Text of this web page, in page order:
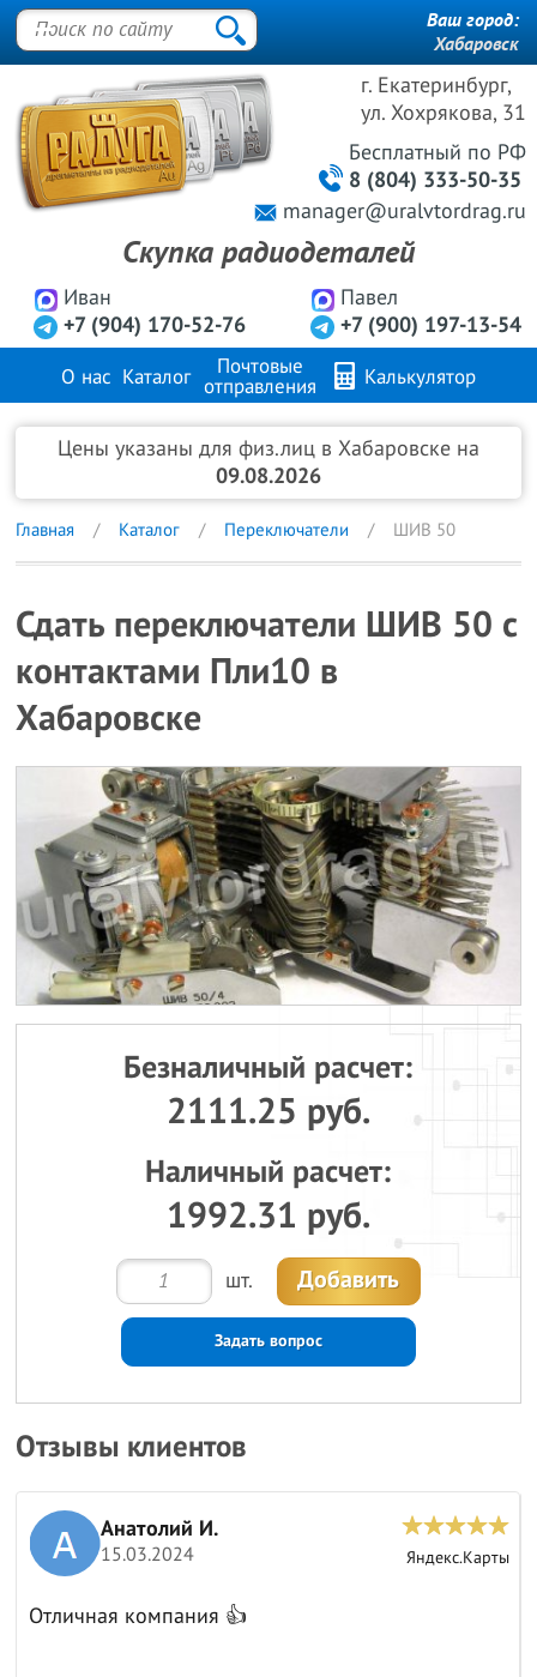
г. Екатеринбург,
ул. Хохрякова, 31
Иван
+7 (904) 170-52-76
Павел
+7 (900) 197-13-54
Бесплатный по РФ
8 (804) 333-50-35
manager@uralvtordrag.ru
Скупка радиодеталей
Ваш город:
Хабаровск
О нас Каталог
Почтовые
отправления
Калькулятор
Продажа металлов Контакты
Цены указаны для физ.лиц в Хабаровске на
09.08.2026
Главная Каталог Переключатели ШИВ 50
Сдать переключатели ШИВ 50 с
контактами Пли10 в
Хабаровске
Безналичный расчет:
2111.25 руб.
Наличный расчет:
1992.31 руб.
шт. Добавить
Задать вопрос
Отзывы клиентов
Анатолий И.
15.03.2024 Яндекс.Карты
Отличная компания 👍